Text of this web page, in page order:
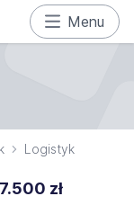
Menu
Logistyk
zł